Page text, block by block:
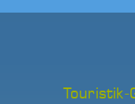
Touristik-